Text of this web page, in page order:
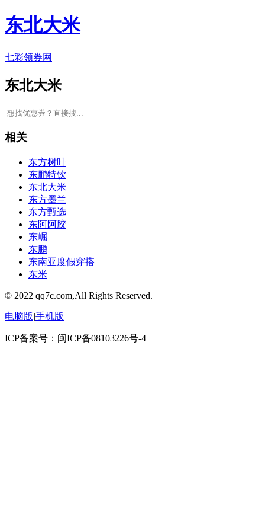
东北大米
七彩领券网
东北大米
相关
东方树叶
东鹏特饮
东北大米
东方墨兰
东方甄选
东阿阿胶
东崛
东鹏
东南亚度假穿搭
东米
© 2022 qq7c.com,All Rights Reserved.
电脑版 |手机版
ICP备案号：闽ICP备08103226号-4